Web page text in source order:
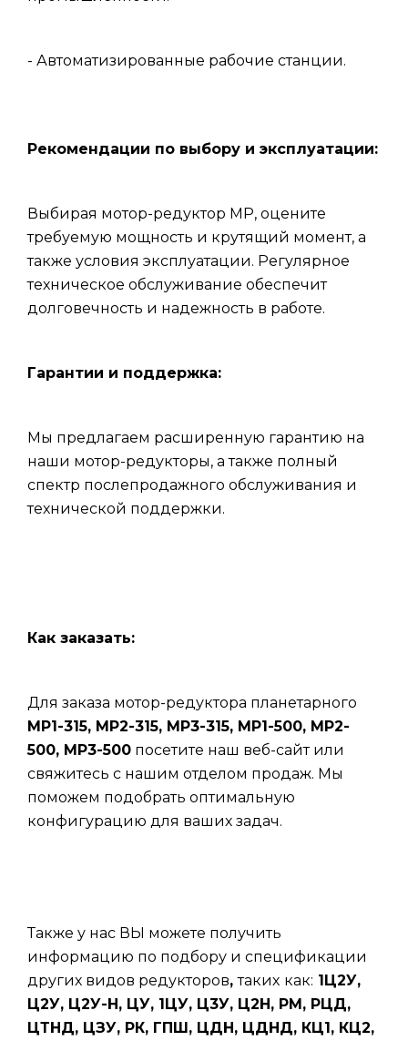
- Автоматизированные рабочие станции.
Рекомендации по выбору и эксплуатации:
Выбирая мотор-редуктор МР, оцените
требуемую мощность и крутящий момент, а
также условия эксплуатации. Регулярное
техническое обслуживание обеспечит
долговечность и надежность в работе.
Гарантии и поддержка:
Мы предлагаем расширенную гарантию на
наши мотор-редукторы, а также полный
спектр послепродажного обслуживания и
технической поддержки.
Как заказать:
Для заказа мотор-редуктора планетарного
МР1-315, МР2-315, МР3-315, МР1-500, МР2-
500, МР3-500 посетите наш веб-сайт или
свяжитесь с нашим отделом продаж. Мы
поможем подобрать оптимальную
конфигурацию для ваших задач.
Также у нас ВЫ можете получить
информацию по подбору и спецификации
других видов редукторов,таких как: 1Ц2У,
Ц2У, Ц2У-Н, ЦУ, 1ЦУ, Ц3У, Ц2Н, РМ, РЦД,
ЦТНД, ЦЗУ, РК, ГПШ, ЦДН, ЦДНД, КЦ1, КЦ2,